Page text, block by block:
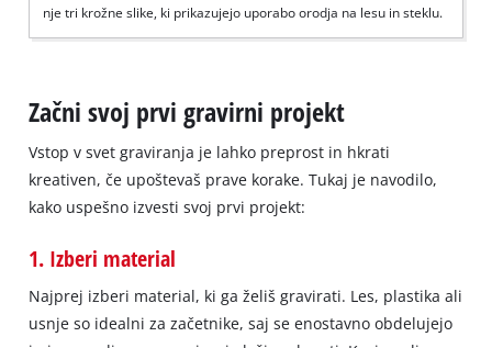
nje tri krožne slike, ki prikazujejo uporabo orodja na lesu in steklu.
Začni svoj prvi gravirni projekt
Vstop v svet graviranja je lahko preprost in hkrati
kreativen, če upoštevaš prave korake. Tukaj je navodilo,
kako uspešno izvesti svoj prvi projekt:
1. Izberi material
Najprej izberi material, ki ga želiš gravirati. Les, plastika ali
usnje so idealni za začetnike, saj se enostavno obdelujejo